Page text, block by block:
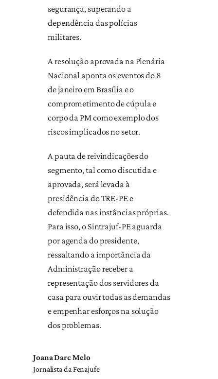
segurança, superando a
dependência das polícias
militares.
A resolução aprovada na Plenária
Nacional aponta os eventos do 8
de janeiro em Brasília e o
comprometimento de cúpula e
corpo da PM como exemplo dos
riscos implicados no setor.
A pauta de reivindicações do
segmento, tal como discutida e
aprovada, será levada à
presidência do TRE-PE e
defendida nas instâncias próprias.
Para isso, o Sintrajuf-PE aguarda
por agenda do presidente,
ressaltando a importância da
Administração receber a
representação dos servidores da
casa para ouvir todas as demandas
e empenhar esforços na solução
dos problemas.
Joana Darc Melo
Jornalista da Fenajufe